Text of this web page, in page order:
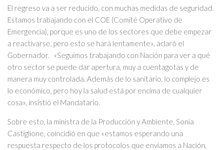
El regreso va a ser reducido, con muchas medidas de seguridad.
Estamos trabajando con el COE (Comité Operativo de
Emergencia), porque es uno de los sectores que debe empezar
a reactivarse, pero esto se hará lentamente», aclaró el
Gobernador. «Seguimos trabajando con Nación para ver a qué
otro sector se puede dar apertura, muy a cuentagotas y de
manera muy controlada. Además de lo sanitario, lo complejo es
lo económico, pero hoy la salud está por encima de cualquier
cosa», insistió el Mandatario.
Sobre esto, la ministra de la Producción y Ambiente, Sonia
Castiglione, coincidió en que «estamos esperando una
respuesta respecto de los protocolos que enviamos a Nación,